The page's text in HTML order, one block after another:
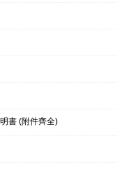
書 (附件齊全)